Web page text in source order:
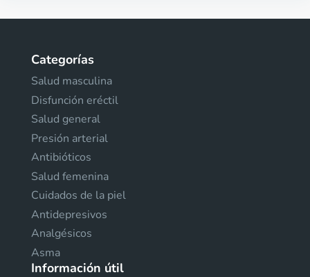
Categorías
Salud masculina
Disfunción eréctil
Salud general
Presión arterial
Antibióticos
Salud femenina
Cuidados de la piel
Antidepresivos
Analgésicos
Asma
Información útil